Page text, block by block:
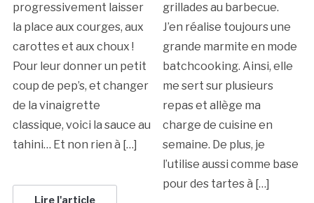
progressivement laisser
la place aux courges, aux
carottes et aux choux !
Pour leur donner un petit
coup de pep’s, et changer
de la vinaigrette
classique, voici la sauce au
tahini… Et non rien à […]
Lire l'article
grillades au barbecue.
J’en réalise toujours une
grande marmite en mode
batchcooking. Ainsi, elle
me sert sur plusieurs
repas et allège ma
charge de cuisine en
semaine. De plus, je
l’utilise aussi comme base
pour des tartes à […]